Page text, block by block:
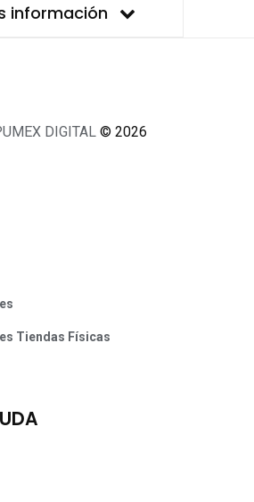
información
DIGITAL © 2026
Tiendas Físicas